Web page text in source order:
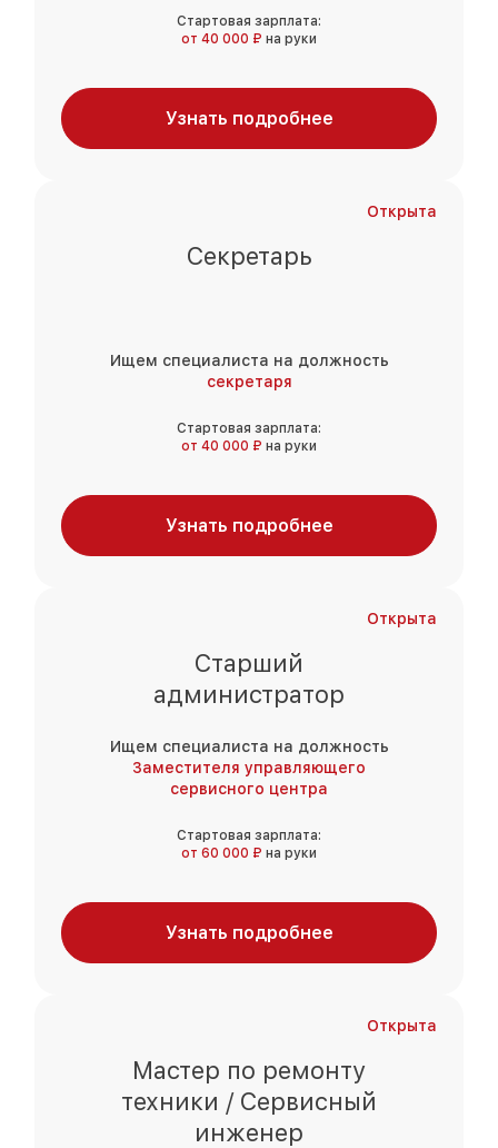
Стартовая зарплата:
от 40 000 ₽ на руки
Узнать подробнее
Открыта
Секретарь
Ищем специалиста на должность
секретаря
Стартовая зарплата:
от 40 000 ₽ на руки
Узнать подробнее
Открыта
Старший
администратор
Ищем специалиста на должность
Заместителя управляющего
сервисного центра
Стартовая зарплата:
от 60 000 ₽ на руки
Узнать подробнее
Открыта
Мастер по ремонту
техники / Сервисный
инженер